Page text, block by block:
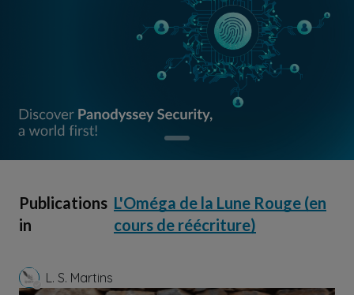
Publications
in
L'Oméga de la Lune Rouge (en
cours de réécriture)
L. S. Martins